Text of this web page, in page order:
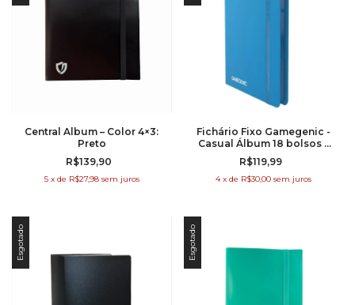
Central Album – Color 4×3:
Preto
R$139,90
5 x de R$27,98 sem juros
Fichário Fixo Gamegenic -
Casual Álbum 18 bolsos -
R$119,99
4 x de R$30,00 sem juros
Esgotado Esgotado